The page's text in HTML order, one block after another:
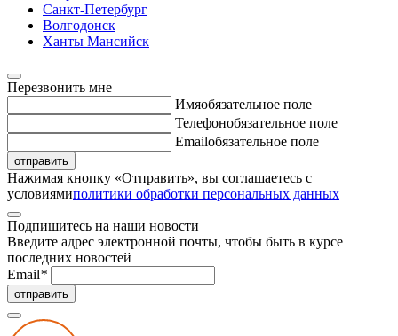
Санкт-Петербург
Волгодонск
Ханты Мансийск
Перезвонить мне
Имяобязательное поле
Телефонобязательное поле
Emailобязательное поле
отправить
Нажимая кнопку «Отправить», вы соглашаетесь с
условиямиполитики обработки персональных данных
Подпишитесь на наши новости
Введите адрес электронной почты, чтобы быть в курсе
последних новостей
Email*
отправить